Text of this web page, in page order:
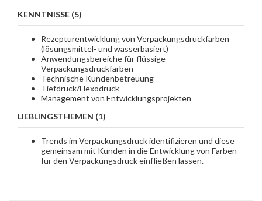
KENNTNISSE (5)
Rezepturentwicklung von Verpackungsdruckfarben
(lösungsmittel- und wasserbasiert)
Anwendungsbereiche für flüssige
Verpackungsdruckfarben
Technische Kundenbetreuung
Tiefdruck/Flexodruck
Management von Entwicklungsprojekten
LIEBLINGSTHEMEN (1)
Trends im Verpackungsdruck identifizieren und diese
gemeinsam mit Kunden in die Entwicklung von Farben
für den Verpackungsdruck einfließen lassen.